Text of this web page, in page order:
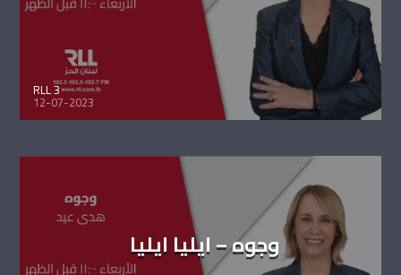
RLL 3
12-07-2023
وجوه – ايليا ايليا